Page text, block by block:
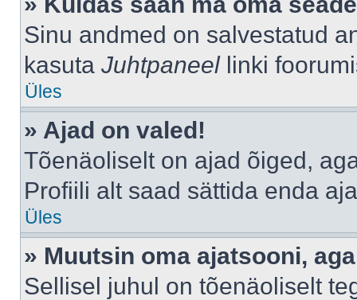
Sinu andmed on salvestatud
kasuta Juhtpaneellinki
Üles
» Ajad on valed!
Tõenäoliselt on ajad õiged,
Profiili alt saad sättida enda
Üles
» Muutsin oma ajatsooni,
Sellisel juhul on tõenäoliselt